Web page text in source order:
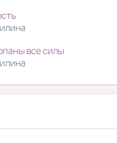
все силы